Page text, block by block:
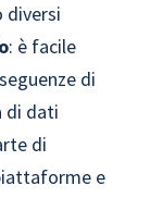
diversi
: è facile
di
di dati
di
e